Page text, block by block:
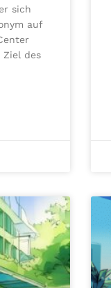
sich
auf
Ziel des